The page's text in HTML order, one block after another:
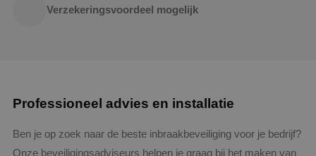
Verzekeringsvoordeel mogelijk
Professioneel advies en installatie
Ben je op zoek naar de beste inbraakbeveiliging voor je bedrijf?
Onze beveiligingsadviseurs helpen je graag bij het maken van